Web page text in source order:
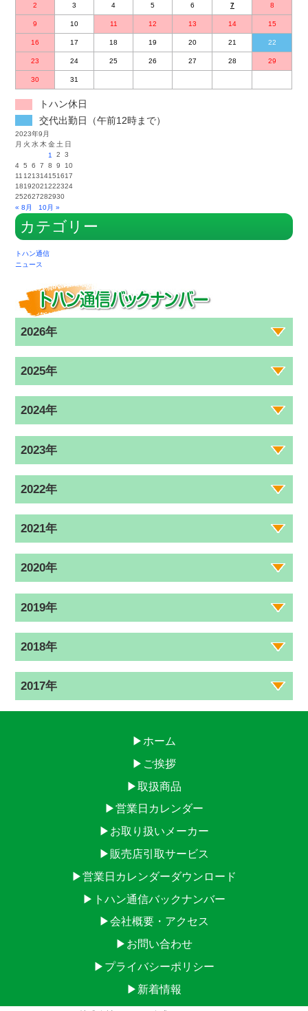
2 3 4 5 6 7 8
9 10 11 12 13 14 15
16 17 18 19 20 21 22
23 24 25 26 27 28 29
30 31
トハン休日
交代出勤日（午前12時まで）
2023年9月
月 火 水 木 金 土 日
1
2
3
4 5 6 7 8 9
10
11 121314151617
18192021222324
252627282930
« 8月
10月 »
カテゴリー
トハン通信
ニュース
2026年
2025年
2024年
2023年
2022年
2021年
2020年
2019年
2018年
2017年
▶ホーム
▶ご挨拶
▶取扱商品
▶営業日カレンダー
▶お取り扱いメーカー
▶販売店引取サービス
▶営業日カレンダーダウンロード
▶トハン通信バックナンバー
▶会社概要・アクセス
▶お問い合わせ
▶プライバシーポリシー
▶新着情報